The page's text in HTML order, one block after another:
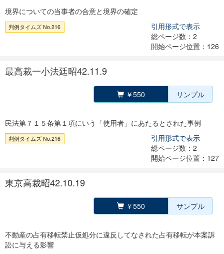
境界についての当事者の合意と境界の確定
判例タイムズ No.216
引用形式で表示
総ページ数：2
開始ページ位置：126
最高裁一小法廷昭42.11.9
￥550 サンプル
民法第７１５条第１項にいう「使用者」にあたるとされた事例
判例タイムズ No.216
引用形式で表示
総ページ数：2
開始ページ位置：127
東京高裁昭42.10.19
￥550 サンプル
不動産の占有移転禁止仮処分に違反してなされた占有移転が本案訴
訟に与える影響